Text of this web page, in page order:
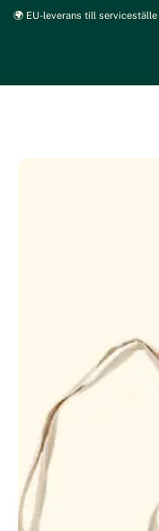
Hoppa
🌍 EU-leverans till